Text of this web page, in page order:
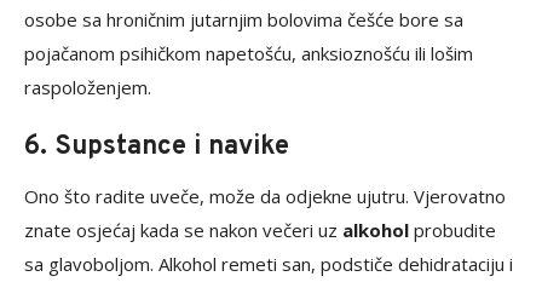
osobe sa hroničnim jutarnjim bolovima češće bore sa
pojačanom psihičkom napetošću, anksioznošću ili lošim
raspoloženjem.
6. Supstance i navike
Ono što radite uveče, može da odjekne ujutru. Vjerovatno
znate osjećaj kada se nakon večeri uz alkohol probudite
sa glavoboljom. Alkohol remeti san, podstiče dehidrataciju i